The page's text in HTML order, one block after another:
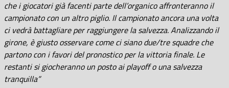
che i giocatori già facenti parte dell’organico affronteranno il
campionato con un altro piglio. Il campionato ancora una volta
ci vedrà battagliare per raggiungere la salvezza. Analizzando il
girone, è giusto osservare come ci siano due/tre squadre che
partono con i favori del pronostico per la vittoria finale. Le
restanti si giocheranno un posto ai playoff o una salvezza
tranquilla”